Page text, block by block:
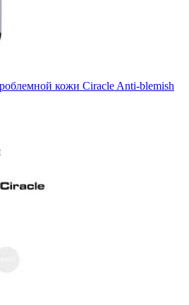
кожи Ciracle Anti-blemish